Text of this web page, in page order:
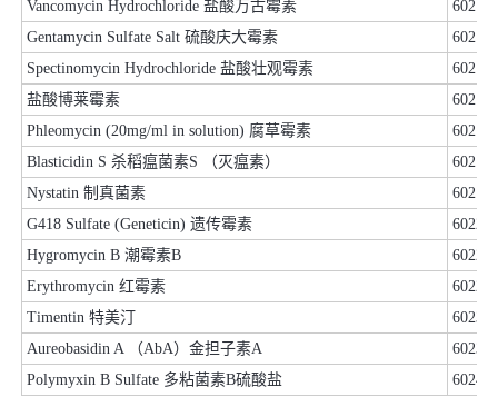
Vancomycin Hydrochloride 盐酸万古霉素
Gentamycin Sulfate Salt 硫酸庆大霉素
Spectinomycin Hydrochloride 盐酸壮观霉素
盐酸博莱霉素
Phleomycin (20mg/ml in solution) 腐草霉素
Blasticidin S 杀稻瘟菌素S （灭瘟素）
Nystatin 制真菌素
G418 Sulfate (Geneticin) 遗传霉素
Hygromycin B 潮霉素B
Erythromycin 红霉素
Timentin 特美汀
Aureobasidin A （AbA）金担子素A
Polymyxin B Sulfate 多粘菌素B硫酸盐